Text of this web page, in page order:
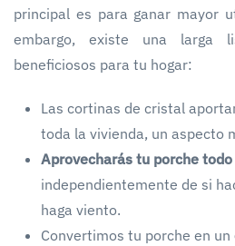
principal es para ganar mayor
embargo, existe una larga
beneficiosos para tu hogar:
Las cortinas de cristal
toda la vivienda, un aspecto
Aprovecharás tu porche
independientemente de si
haga viento.
Convertimos tu porche en un